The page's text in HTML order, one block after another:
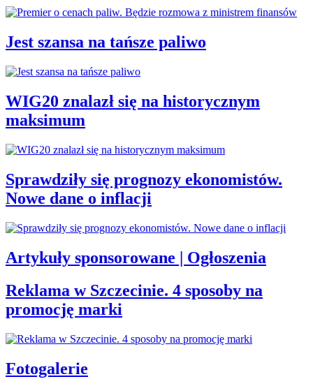
Jest szansa na tańsze paliwo
WIG20 znalazł się na historycznym
maksimum
Sprawdziły się prognozy ekonomistów.
Nowe dane o inflacji
Artykuły sponsorowane | Ogłoszenia
Reklama w Szczecinie. 4 sposoby na
promocję marki
Fotogalerie